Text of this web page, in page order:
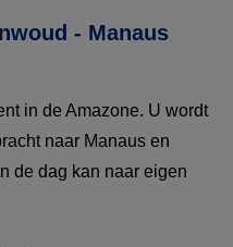
- Manaus
in de Amazone. U wordt
naar Manaus en
de dag kan naar eigen